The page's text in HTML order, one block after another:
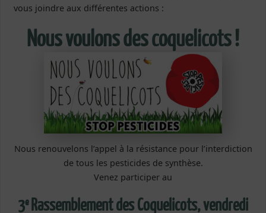
vous joindre aux différentes actions :
Nous voulons des coquelicots !
Nous renouvelons l’appel à la résistance pour l’interdiction
de tous les pesticides de synthèse.
Venez participer au
3e Rassemblement des Coquelicots, vendredi